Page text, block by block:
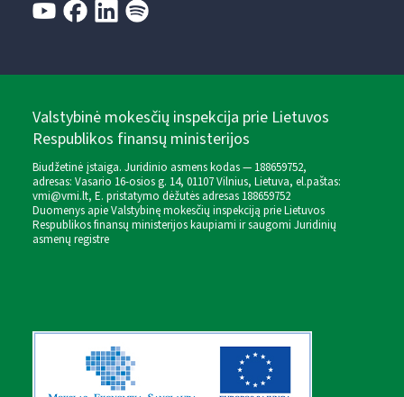
Valstybinė mokesčių inspekcija prie Lietuvos
Respublikos finansų ministerijos
Biudžetinė įstaiga. Juridinio asmens kodas — 188659752,
adresas: Vasario 16-osios g. 14, 01107 Vilnius, Lietuva, el.paštas:
vmi@vmi.lt, E. pristatymo dėžutės adresas 188659752
Duomenys apie Valstybinę mokesčių inspekciją prie Lietuvos
Respublikos finansų ministerijos kaupiami ir saugomi Juridinių
asmenų registre